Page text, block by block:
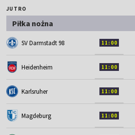
JUTRO
Piłka nożna
SV Darmstadt 98 11:00
Heidenheim 11:00
Karlsruher 11:00
Magdeburg 11:00